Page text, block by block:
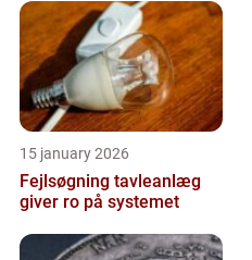
15 january 2026
Fejlsøgning tavleanlæg
giver ro på systemet